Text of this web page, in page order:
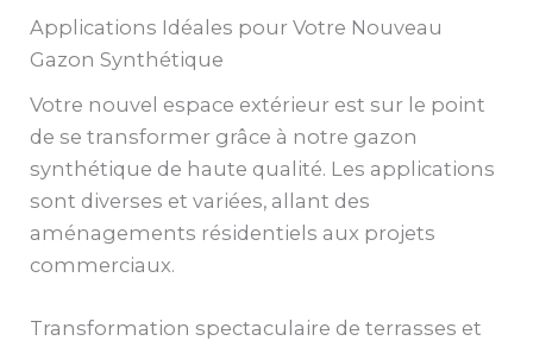
Applications Idéales pour Votre Nouveau
Gazon Synthétique
Votre nouvel espace extérieur est sur le point
de se transformer grâce à notre gazon
synthétique de haute qualité. Les applications
sont diverses et variées, allant des
aménagements résidentiels aux projets
commerciaux.
Transformation spectaculaire de terrasses et